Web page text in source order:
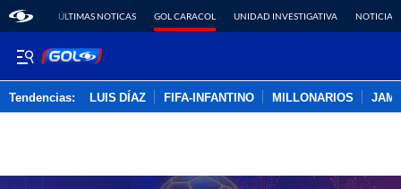
ÚLTIMAS NOTICAS GOL CARACOL UNIDAD INVESTIGATIVA NOTICIAS
Tendencias: LUIS DÍAZ FIFA-INFANTINO MILLONARIOS